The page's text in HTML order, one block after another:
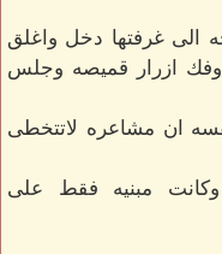
الى غرفتها دخل واغلق
وفك ازرار قميصه وجلس
ان مشاعره لاتتخطى
مبنيه فقط على